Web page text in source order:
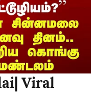
Viral